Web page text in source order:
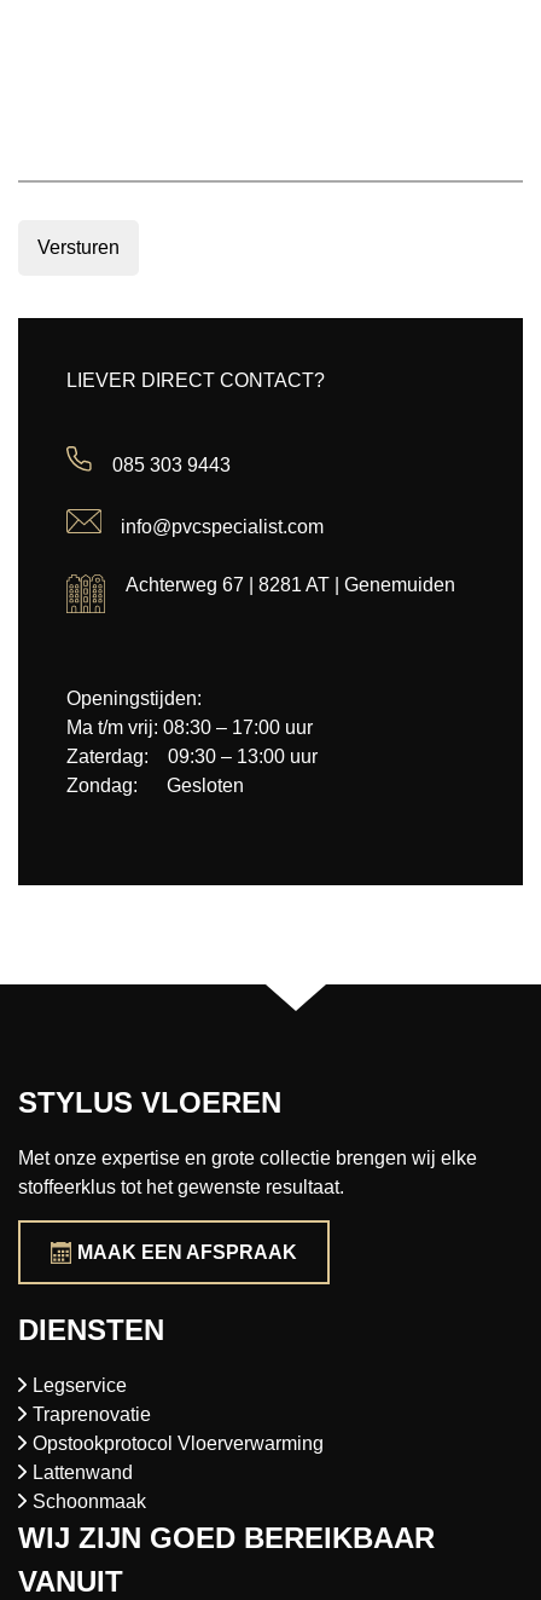
Versturen
LIEVER DIRECT CONTACT?
085 303 9443
info@pvcspecialist.com
Achterweg 67 | 8281 AT | Genemuiden
Openingstijden:
Ma t/m vrij: 08:30 – 17:00 uur
Zaterdag: 09:30 – 13:00 uur
Zondag: Gesloten
STYLUS VLOEREN
Met onze expertise en grote collectie brengen wij elke
stoffeerklus tot het gewenste resultaat.
MAAK EEN AFSPRAAK
DIENSTEN
Legservice
Traprenovatie
Opstookprotocol Vloerverwarming
Lattenwand
Schoonmaak
WIJ ZIJN GOED BEREIKBAAR
VANUIT